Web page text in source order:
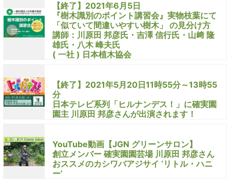
【終了】2021年6月5日
『樹木識別のポイント講習会』実物枝葉にて
「似ていて間違いやすい樹木」 の見分け方
講師：川原田 邦彦氏・吉澤 信行氏・山﨑 隆
雄氏・八木 峰夫氏
( 一社 ) 日本植木協会
【終了】2021年5月20日11時55分～13時55
分
日本テレビ系列「ヒルナンデス！」に確実園
園主 川原田 邦彦さんが出演されます！
YouTube動画【JGN グリーンサロン】
創立メンバー 確実園園芸場 川原田 邦彦さん
おススメのカシワバアジサイ ‘リトル・ハニ
ー’